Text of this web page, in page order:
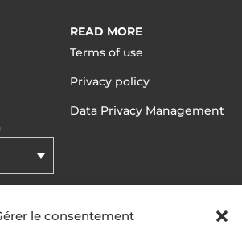
le consentement
READ MORE
Terms of use
Privacy policy
Data Privacy Management